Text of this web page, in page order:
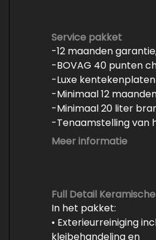
vrijwaren
- Volledige inspectie
- Poetsen binnen en
Service pakket
-12 maanden
-BOVAG 40 punten
-Luxe kentekenplaten
-Minimaal 12
-Minimaal 20 liter
-Tenaamstelling van
-Vrijwaren van de
polijsten
Meer informatie
Full Detail
In het pakket:
• Exterieurreiniging
kleibehandeling en